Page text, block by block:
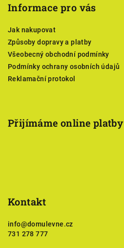
Informace pro vás
Jak nakupovat
Způsoby dopravy a platby
Všeobecný obchodní podmínky
Podmínky ochrany osobních údajů
Reklamační protokol
Přijímáme online platby
Kontakt
info@domulevne.cz
731 278 777